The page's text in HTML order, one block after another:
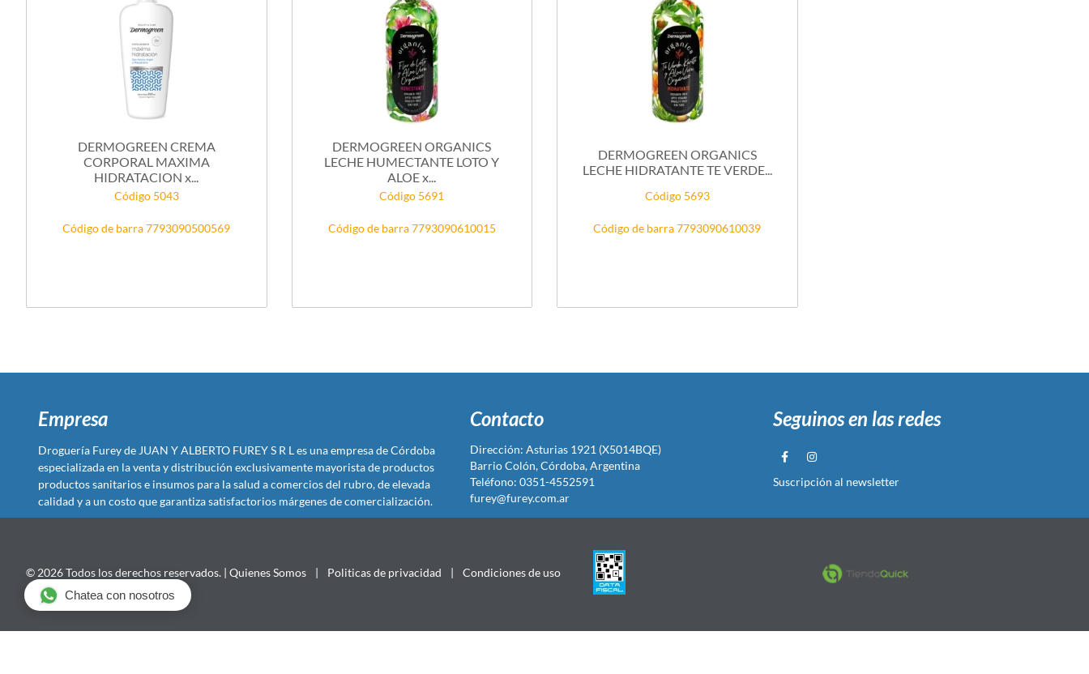
DERMOGREEN CREMA
CORPORAL MAXIMA
HIDRATACION x...
Código 5043
Código de barra 7793090500569
DERMOGREEN ORGANICS
LECHE HUMECTANTE LOTO Y
ALOE x...
Código 5691
Código de barra 7793090610015
DERMOGREEN ORGANICS
LECHE HIDRATANTE TE VERDE...
Código 5693
Código de barra 7793090610039
Empresa
Droguería Furey de JUAN Y ALBERTO FUREY S R L es una empresa de Córdoba
especializada en la venta y distribución exclusivamente mayorista de productos
productos sanitarios e insumos para la salud a comercios del rubro, de elevada
calidad y a un costo que garantiza satisfactorios márgenes de comercialización.
Contacto
Dirección: Asturias 1921 (X5014BQE)
Barrio Colón, Córdoba, Argentina
Teléfono: 0351-4552591
furey@furey.com.ar
Seguinos en las redes
Suscripción al newsletter
© 2026 Todos los derechos reservados. | Quienes Somos | Politicas de privacidad |
Condiciones de uso
Chatea con nosotros